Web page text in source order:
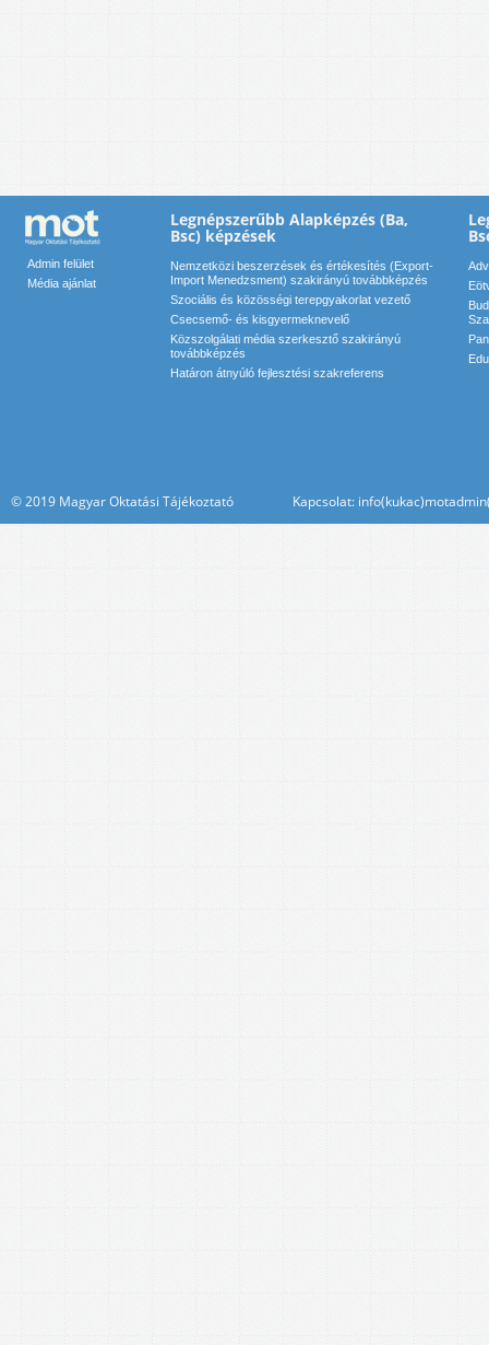
Admin felület
Média ajánlat
Legnépszerűbb Alapképzés (Ba,
Bsc) képzések
Nemzetközi beszerzések és értékesítés (Export-
Import Menedzsment) szakirányú továbbképzés
Szociális és közösségi terepgyakorlat vezető
Csecsemő- és kisgyermeknevelő
Közszolgálati média szerkesztő szakirányú
továbbképzés
Határon átnyúló fejlesztési szakreferens
© 2019 Magyar Oktatási Tájékoztató Kapcsolat: